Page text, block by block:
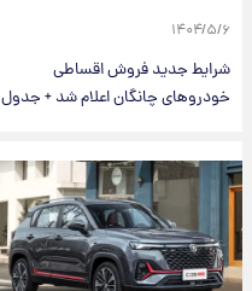
۱۴۰۴/۵/۶
شرایط جدید فروش اقساطی
خودروهای چانگان اعلام شد + جدول